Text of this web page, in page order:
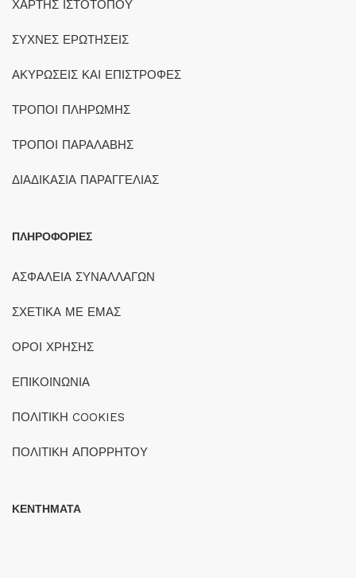
ΧΑΡΤΗΣ ΙΣΤΟΤΟΠΟΥ
ΣΥΧΝΕΣ ΕΡΩΤΗΣΕΙΣ
ΑΚΥΡΩΣΕΙΣ ΚΑΙ ΕΠΙΣΤΡΟΦΕΣ
ΤΡΟΠΟΙ ΠΛΗΡΩΜΗΣ
ΤΡΟΠΟΙ ΠΑΡΑΛΑΒΗΣ
ΔΙΑΔΙΚΑΣΙΑ ΠΑΡΑΓΓΕΛΙΑΣ
ΠΛΗΡΟΦΟΡΙΕΣ
ΑΣΦΑΛΕΙΑ ΣΥΝΑΛΛΑΓΩΝ
ΣΧΕΤΙΚΑ ΜΕ ΕΜΑΣ
ΟΡΟΙ ΧΡΗΣΗΣ
ΕΠΙΚΟΙΝΩΝΙΑ
ΠΟΛΙΤΙΚΗ COOKIES
ΠΟΛΙΤΙΚΗ ΑΠΟΡΡΗΤΟΥ
ΚΕΝΤΗΜΑΤΑ